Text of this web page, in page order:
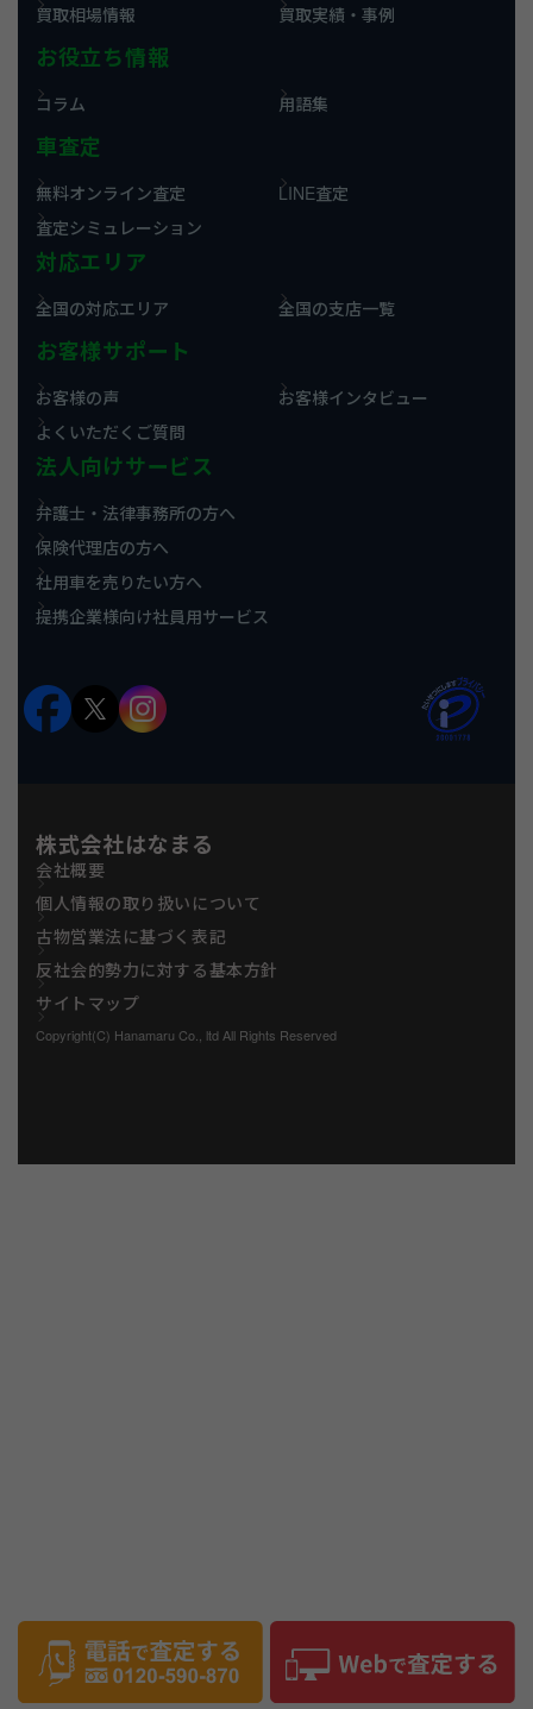
買取相場情報
買取実績・事例
お役立ち情報
コラム 用語集
車査定
無料オンライン査定
LINE査定
査定シミュレーション
対応エリア
全国の対応エリア 全国の支店一覧
お客様サポート
お客様の声
お客様インタビュー
よくいただくご質問
法人向けサービス
弁護士・法律事務所の方へ
保険代理店の方へ
社用車を売りたい方へ
提携企業様向け社員用サービス
株式会社はなまる
会社概要
個人情報の取り扱いについて
古物営業法に基づく表記
反社会的勢力に対する基本方針
サイトマップ
Copyright(C) Hanamaru Co., ltd All Rights Reserved